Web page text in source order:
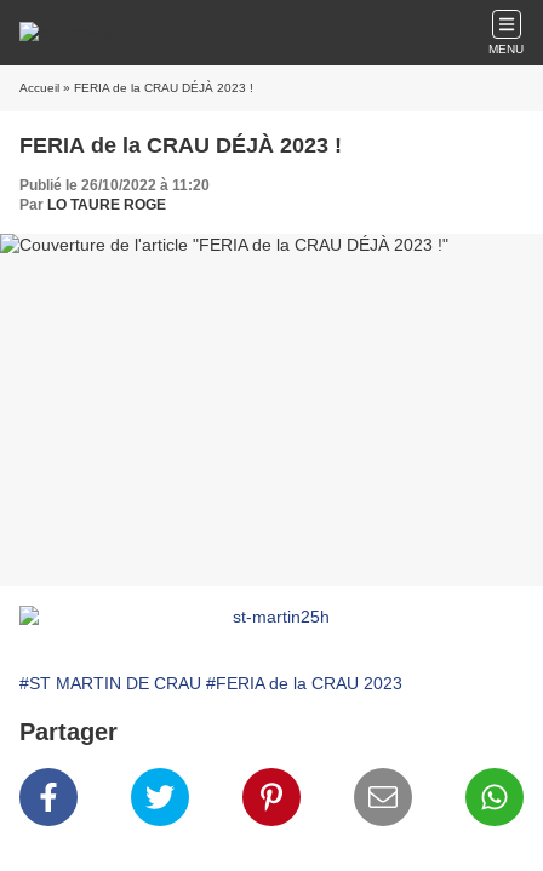
MENU
Accueil » FERIA de la CRAU DÉJÀ 2023 !
FERIA de la CRAU DÉJÀ 2023 !
Publié le 26/10/2022 à 11:20
Par LO TAURE ROGE
#ST MARTIN DE CRAU #FERIA de la CRAU 2023
Partager